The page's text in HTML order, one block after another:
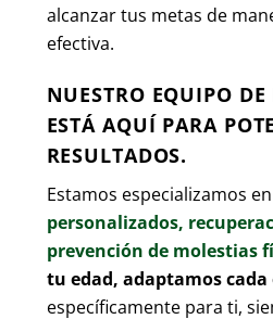
alcanzar tus metas de
efectiva.
NUESTRO EQUIPO DE
ESTÁ AQUÍ PARA
RESULTADOS.
Estamos especializamos en
personalizados,
prevención de molestias
tu edad, adaptamos
específicamente para ti,